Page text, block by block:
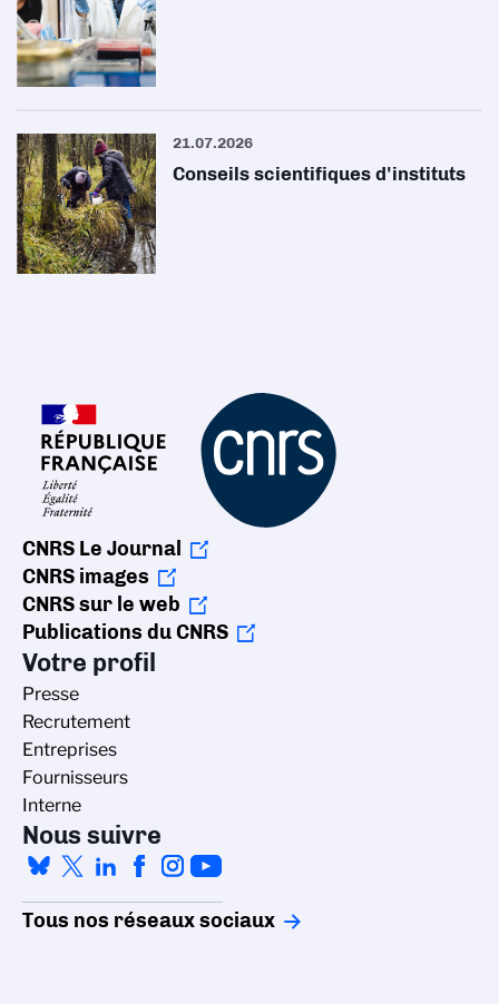
21.07.2026
Conseils scientifiques d'instituts
CNRS Le Journal
CNRS images
CNRS sur le web
Publications du CNRS
Votre profil
Presse
Recrutement
Entreprises
Fournisseurs
Interne
Nous suivre
Tous nos réseaux sociaux